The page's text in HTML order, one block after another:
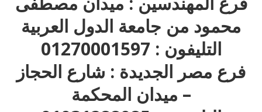
محمود من جامعة الدول العربية
التليفون : 01270001597
فرع مصر الجديدة : شارع الحجاز
– ميدان المحكمة